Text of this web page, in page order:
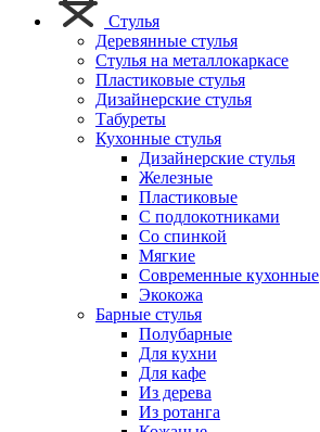
Стулья
Деревянные стулья
Стулья на металлокаркасе
Пластиковые стулья
Дизайнерские стулья
Табуреты
Кухонные стулья
Дизайнерские стулья
Железные
Пластиковые
С подлокотниками
Со спинкой
Мягкие
Современные кухонные
Экокожа
Барные стулья
Полубарные
Для кухни
Для кафе
Из дерева
Из ротанга